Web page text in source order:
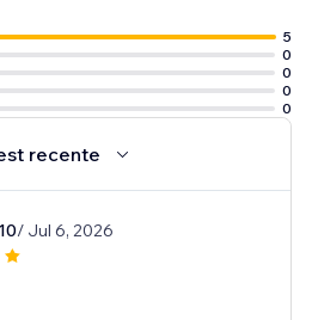
5
0
0
0
0
recente
/ Jul 6, 2026